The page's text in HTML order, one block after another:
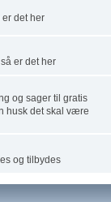
det her
er det her
og sager til gratis
husk det skal være
og tilbydes